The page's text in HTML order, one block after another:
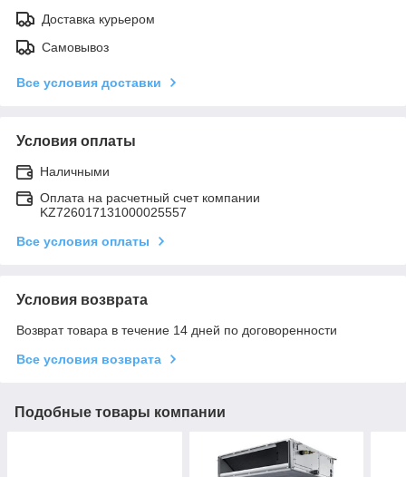
Доставка курьером
Самовывоз
Все условия доставки
Условия оплаты
Наличными
Оплата на расчетный счет компании
KZ726017131000025557
Все условия оплаты
Условия возврата
Возврат товара в течение 14 дней по договоренности
Все условия возврата
Подобные товары компании